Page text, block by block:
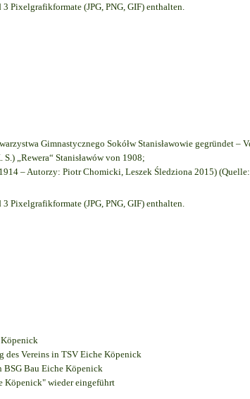
Pixelgrafikformate (JPG, PNG, GIF) enthalten.
Gimnastycznego Sokółw Stanisławowie gegründet –
„Rewera“ Stanisławów von 1908;
– Autorzy: Piotr Chomicki, Leszek Śledziona 2015) (Quelle:
Pixelgrafikformate (JPG, PNG, GIF) enthalten.
Köpenick
des Vereins in TSV Eiche Köpenick
BSG Bau Eiche Köpenick
Köpenick" wieder eingeführt